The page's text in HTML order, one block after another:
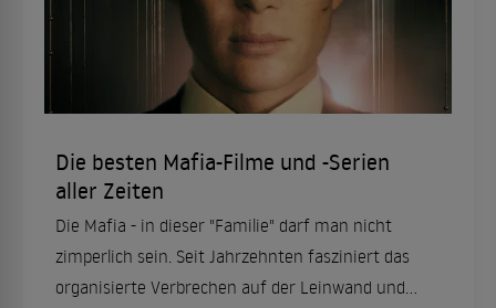
Die besten Mafia-Filme und -Serien
aller Zeiten
Die Mafia - in dieser "Familie" darf man nicht
zimperlich sein. Seit Jahrzehnten fasziniert das
organisierte Verbrechen auf der Leinwand und